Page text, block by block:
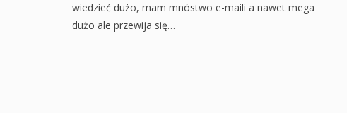
wiedzieć dużo, mam mnóstwo e-maili a nawet mega
dużo ale przewija się…